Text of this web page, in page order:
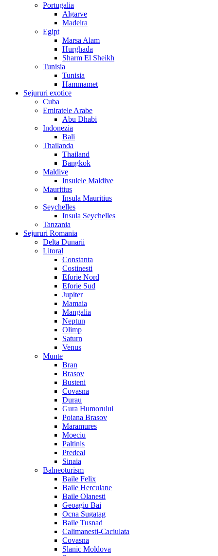
Portugalia
Algarve
Madeira
Egipt
Marsa Alam
Hurghada
Sharm El Sheikh
Tunisia
Tunisia
Hammamet
Sejururi exotice
Cuba
Emiratele Arabe
Abu Dhabi
Indonezia
Bali
Thailanda
Thailand
Bangkok
Maldive
Insulele Maldive
Mauritius
Insula Mauritius
Seychelles
Insula Seychelles
Tanzania
Sejururi Romania
Delta Dunarii
Litoral
Constanta
Costinesti
Eforie Nord
Eforie Sud
Jupiter
Mamaia
Mangalia
Neptun
Olimp
Saturn
Venus
Munte
Bran
Brasov
Busteni
Covasna
Durau
Gura Humorului
Poiana Brasov
Maramures
Moeciu
Paltinis
Predeal
Sinaia
Balneoturism
Baile Felix
Baile Herculane
Baile Olanesti
Geoagiu Bai
Ocna Sugatag
Baile Tusnad
Calimanesti-Caciulata
Covasna
Slanic Moldova